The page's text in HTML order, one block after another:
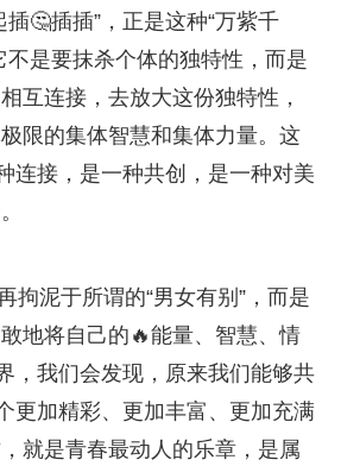
🤔插插”，正是这种“万紫千
不是要抹杀个体的独特性，而是
互连接，去放大这份独特性，
限的集体智慧和集体力量。这
连接，是一种共创，是一种对美
拘泥于所谓的“男女有别”，而是
地将自己的🔥能量、智慧、情
，我们会发现，原来我们能够共
更加精彩、更加丰富、更加充满
就是青春最动人的乐章，是属